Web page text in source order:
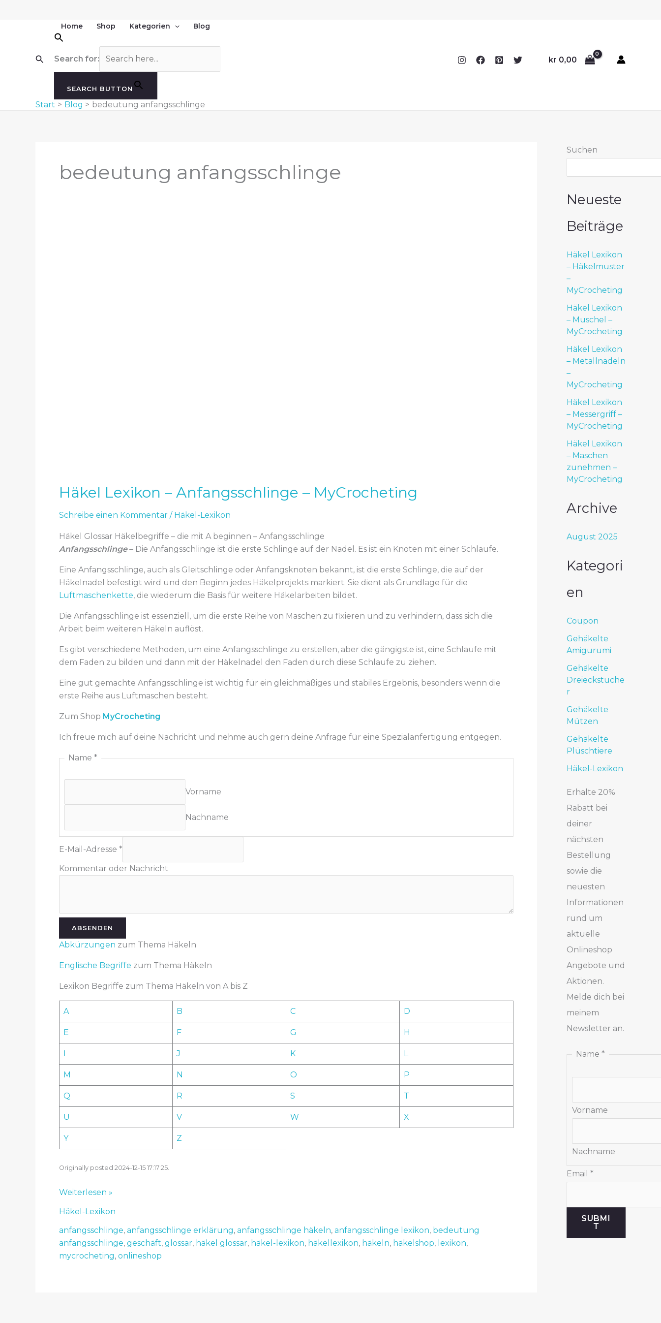
Suchen
Home Shop Kategorien Blog
Search for:
SEARCH BUTTON
kr 0,00
Start Blog bedeutung anfangsschlinge
bedeutung anfangsschlinge
Häkel Lexikon – Anfangsschlinge – MyCrocheting
Schreibe einen Kommentar / Häkel-Lexikon
Häkel Glossar Häkelbegriffe – die mit A beginnen – Anfangsschlinge
Anfangsschlinge– Die Anfangsschlinge ist die erste Schlinge auf der Nadel. Es ist ein Knoten mit einer Schlaufe.
Eine Anfangsschlinge, auch als Gleitschlinge oder Anfangsknoten bekannt, ist die erste Schlinge, die auf der
Häkelnadel befestigt wird und den Beginn jedes Häkelprojekts markiert. Sie dient als Grundlage für die
Luftmaschenkette, die wiederum die Basis für weitere Häkelarbeiten bildet.
Die Anfangsschlinge ist essenziell, um die erste Reihe von Maschen zu fixieren und zu verhindern, dass sich die
Arbeit beim weiteren Häkeln auflöst.
Es gibt verschiedene Methoden, um eine Anfangsschlinge zu erstellen, aber die gängigste ist, eine Schlaufe mit
dem Faden zu bilden und dann mit der Häkelnadel den Faden durch diese Schlaufe zu ziehen.
Eine gut gemachte Anfangsschlinge ist wichtig für ein gleichmäßiges und stabiles Ergebnis, besonders wenn die
erste Reihe aus Luftmaschen besteht.
Zum Shop MyCrocheting
Ich freue mich auf deine Nachricht und nehme auch gern deine Anfrage für eine Spezialanfertigung entgegen.
Name *
Vorname
Nachname
E-Mail-Adresse *
Kommentar oder Nachricht
ABSENDEN
Abkürzungen zum Thema Häkeln
Englische Begriffe zum Thema Häkeln
Lexikon Begriffe zum Thema Häkeln von A bis Z
A B C D
E F G H
I J K L
M N O P
Q R S T
U V W X
Y Z
Originally posted 2024-12-15 17:17:25.
Häkel
–
Anfangsschlinge
–
MyCrocheting
Weiterlesen »
Häkel-Lexikon
anfangsschlinge, anfangsschlinge erklärung, anfangsschlinge häkeln, anfangsschlinge lexikon, bedeutung
anfangsschlinge, geschäft, glossar, häkel glossar, häkel-lexikon, häkellexikon, häkeln, häkelshop, lexikon,
mycrocheting, onlineshop
Suchen
Neueste
Beiträge
Häkel Lexikon
– Häkelmuster
–
MyCrocheting
Häkel Lexikon
– Muschel –
MyCrocheting
Häkel Lexikon
– Metallnadeln
–
MyCrocheting
Häkel Lexikon
– Messergriff –
MyCrocheting
Häkel Lexikon
– Maschen
zunehmen –
MyCrocheting
Archive
August 2025
Kategori
en
Coupon
Gehäkelte
Amigurumi
Gehäkelte
Dreieckstüche
r
Gehäkelte
Mützen
Gehäkelte
Plüschtiere
Häkel-Lexikon
Erhalte 20%
Rabatt bei
deiner
nächsten
Bestellung
sowie die
neuesten
Informationen
rund um
aktuelle
Onlineshop
Angebote und
Aktionen.
Melde dich bei
meinem
Newsletter an.
N
i
l
Name *
Vorname
Nachname
Email *
SUBMI
T